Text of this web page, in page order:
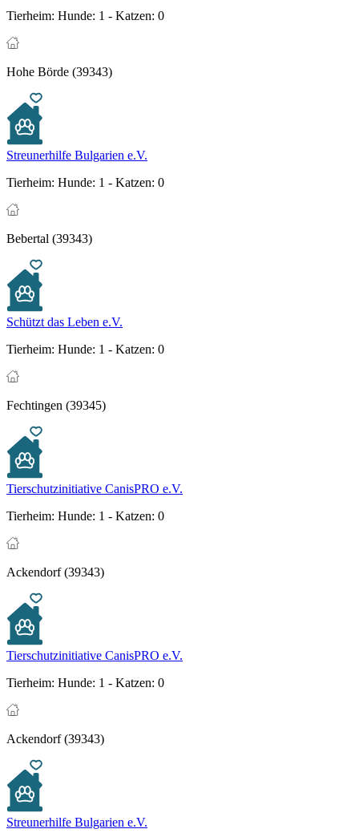
Tierheim: Hunde: 1 - Katzen: 0
Hohe Börde (39343)
Streunerhilfe Bulgarien e.V.
Tierheim: Hunde: 1 - Katzen: 0
Bebertal (39343)
Schützt das Leben e.V.
Tierheim: Hunde: 1 - Katzen: 0
Fechtingen (39345)
Tierschutzinitiative CanisPRO e.V.
Tierheim: Hunde: 1 - Katzen: 0
Ackendorf (39343)
Tierschutzinitiative CanisPRO e.V.
Tierheim: Hunde: 1 - Katzen: 0
Ackendorf (39343)
Streunerhilfe Bulgarien e.V.